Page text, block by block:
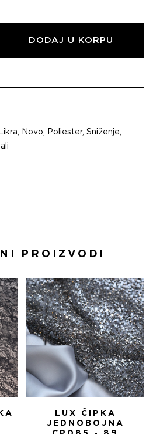
DODAJ U KORPU
Likra, Novo, Poliester, Sniženje,
PROIZVODI
LUX ČIPKA
JEDNOBOJNA